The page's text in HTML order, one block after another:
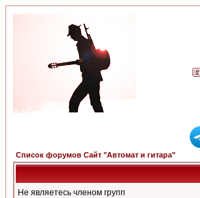
Список форумов Сайт "Автомат и гитара"
Не являетесь членом групп